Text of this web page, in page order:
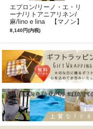
エプロン/リーノ・エ・リ
ーナ/リトアニアリネン/
麻/lino e lina 【マノン】
ミモザ
8,140円(内税)